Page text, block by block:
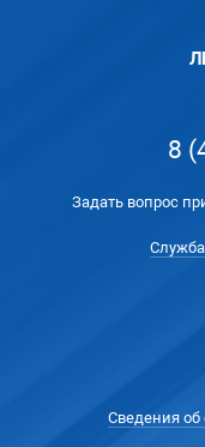
8
Задать вопрос
Сведения об